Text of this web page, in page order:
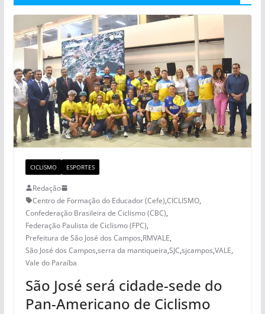
CICLISMO ESPORTES
Redação
Centro de Formação do Educador (Cefe),CICLISMO,
Confederação Brasileira de Ciclismo (CBC),
Federação Paulista de Ciclismo (FPC),
Prefeitura de São José dos Campos,RMVALE,
São José dos Campos,serra da mantiqueira,SJC,sjcampos,VALE,
Vale do Paraíba
São José será cidade-sede do
Pan-Americano de Ciclismo